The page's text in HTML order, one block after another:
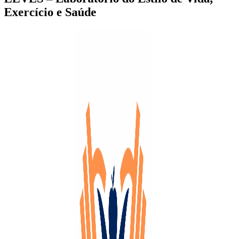
Exercício e Saúde